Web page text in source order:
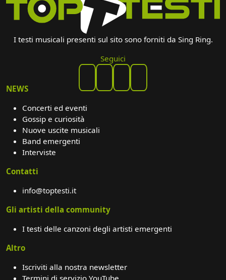
I testi musicali presenti sul sito sono forniti da Sing Ring.
Seguici
NEWS
Concerti ed eventi
Gossip e curiosità
Nuove uscite musicali
Band emergenti
Interviste
Contatti
info@toptesti.it
Gli artisti della community
I testi delle canzoni degli artisti emergenti
Altro
Iscriviti alla nostra newsletter
Termini di servizio YouTube